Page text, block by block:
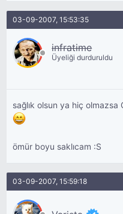
03-09-2007, 15:53:35
infratime
Üyeliği durduruldu
sağlık olsun ya hiç
ömür boyu saklıcam :S
03-09-2007, 15:59:18